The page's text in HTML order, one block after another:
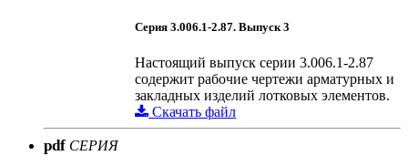
Серия 3.006.1-2.87. Выпуск 3
Настоящий выпуск серии 3.006.1-2.87
содержит рабочие чертежи арматурных и
закладных изделий лотковых элементов.
Скачать файл
pdf СЕРИЯ